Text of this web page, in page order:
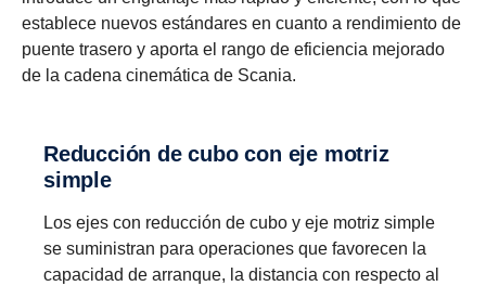
8+1 marchas
maniobra de vehículos a baja velocidad. Se basa
en una caja de 4 marchas, además de una sección
planetaria y su fuerza es ideal para las potencias de
par elevado de cualquier motor Scania en línea.
Entre las opciones se incluyen el Scania Retarder y
una selección de tomas de fuerza.
12+2 marchas
cambios dispone de dos relaciones súper cortas
para vehículos que circulan a baja velocidad. Se ha
diseñado para generar un menor consumo y ha
demostrado estar especialmente indicada para el
transporte de larga distancia y regional, así como
para aplicaciones de construcción pesadas. Las
establece nuevos estándares en cuanto a rendimiento de
puente trasero y aporta el rango de eficiencia mejorado
de la cadena cinemática de Scania.
Reduc­ción de cubo con eje motriz
simple
Los ejes con reducción de cubo y eje motriz simple
se suministran para operaciones que favorecen la
capacidad de arranque, la distancia con respecto al